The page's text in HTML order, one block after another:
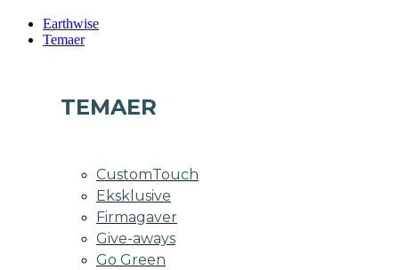
Earthwise
Temaer
TEMAER
CustomTouch
Eksklusive
Firmagaver
Give-aways
Go Green